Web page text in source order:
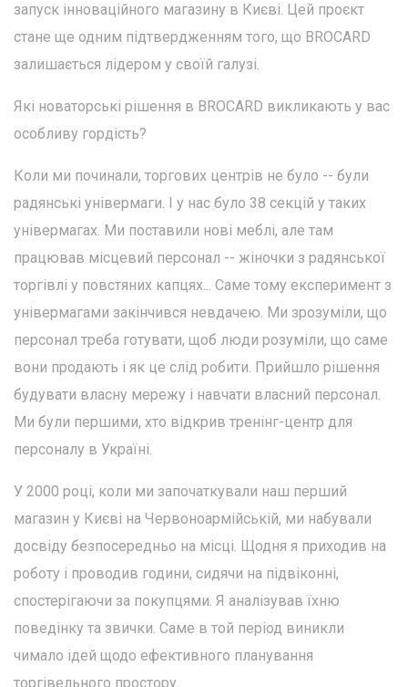
запуск інноваційного магазину в Києві. Цей проєкт
стане ще одним підтвердженням того, що BROCARD
залишається лідером у своїй галузі.
Які новаторські рішення в BROCARD викликають у вас
особливу гордість?
Коли ми починали, торгових центрів не було -- були
радянські універмаги. І у нас було 38 секцій у таких
універмагах. Ми поставили нові меблі, але там
працював місцевий персонал -- жіночки з радянської
торгівлі у повстяних капцях... Саме тому експеримент з
універмагами закінчився невдачею. Ми зрозуміли, що
персонал треба готувати, щоб люди розуміли, що саме
вони продають і як це слід робити. Прийшло рішення
будувати власну мережу і навчати власний персонал.
Ми були першими, хто відкрив тренінг-центр для
персоналу в Україні.
У 2000 році, коли ми започаткували наш перший
магазин у Києві на Червоноармійській, ми набували
досвіду безпосередньо на місці. Щодня я приходив на
роботу і проводив години, сидячи на підвіконні,
спостерігаючи за покупцями. Я аналізував їхню
поведінку та звички. Саме в той період виникли
чимало ідей щодо ефективного планування
торгівельного простору.